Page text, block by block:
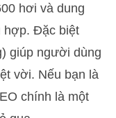
hơi và dung
hợp. Đặc biệt
giúp người dùng
vời. Nếu bạn là
chính là một